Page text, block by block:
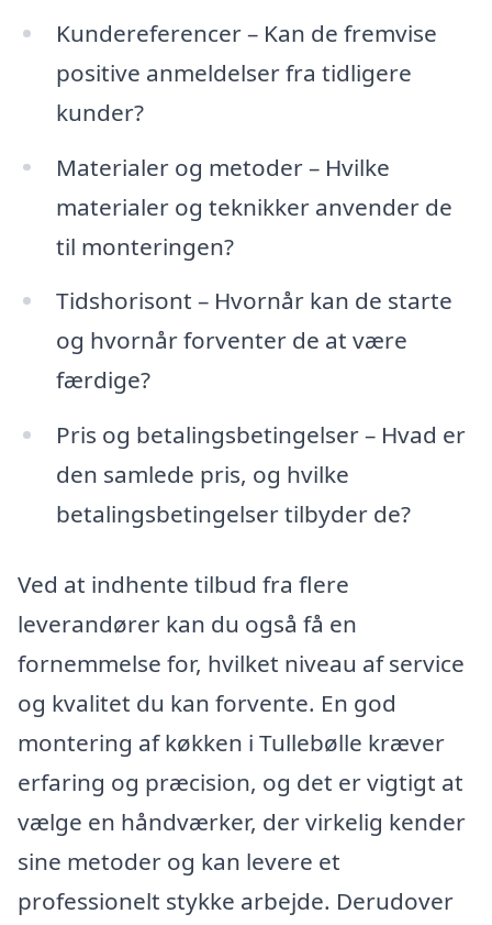
Kundereferencer – Kan de fremvise
positive anmeldelser fra tidligere
kunder?
Materialer og metoder – Hvilke
materialer og teknikker anvender de
til monteringen?
Tidshorisont – Hvornår kan de starte
og hvornår forventer de at være
færdige?
Pris og betalingsbetingelser – Hvad er
den samlede pris, og hvilke
betalingsbetingelser tilbyder de?
Ved at indhente tilbud fra flere
leverandører kan du også få en
fornemmelse for, hvilket niveau af service
og kvalitet du kan forvente. En god
montering af køkken i Tullebølle kræver
erfaring og præcision, og det er vigtigt at
vælge en håndværker, der virkelig kender
sine metoder og kan levere et
professionelt stykke arbejde. Derudover